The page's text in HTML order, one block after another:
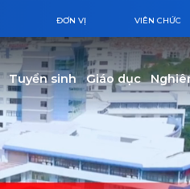
ĐƠN VỊ VIÊN CHỨC
Tuyển sinh Giáo dục